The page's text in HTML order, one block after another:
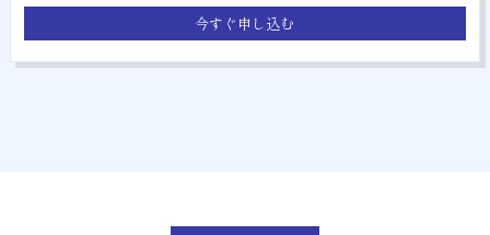
今すぐ申し込む